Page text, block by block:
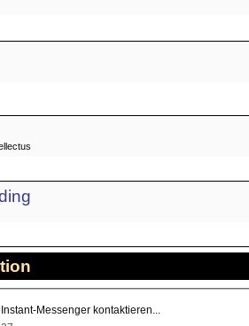
Messenger kontaktieren...